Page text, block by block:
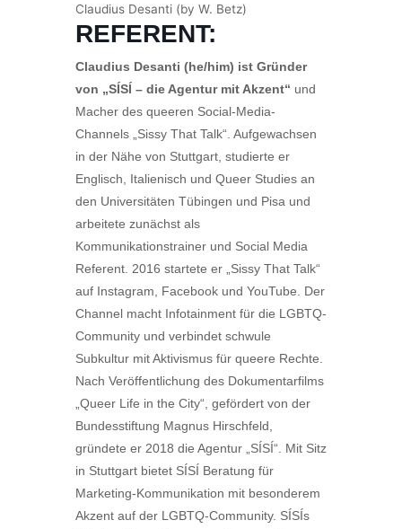
Claudius Desanti (by W. Betz)
REFERENT:
Claudius Desanti (he/him) ist Gründer
von „SÍSÍ – die Agentur mit Akzent“ und
Macher des queeren Social-Media-
Channels „Sissy That Talk“. Aufgewachsen
in der Nähe von Stuttgart, studierte er
Englisch, Italienisch und Queer Studies an
den Universitäten Tübingen und Pisa und
arbeitete zunächst als
Kommunikationstrainer und Social Media
Referent. 2016 startete er „Sissy That Talk“
auf Instagram, Facebook und YouTube. Der
Channel macht Infotainment für die LGBTQ-
Community und verbindet schwule
Subkultur mit Aktivismus für queere Rechte.
Nach Veröffentlichung des Dokumentarfilms
„Queer Life in the City“, gefördert von der
Bundesstiftung Magnus Hirschfeld,
gründete er 2018 die Agentur „SÍSÍ“. Mit Sitz
in Stuttgart bietet SÍSÍ Beratung für
Marketing-Kommunikation mit besonderem
Akzent auf der LGBTQ-Community. SÍSÍs